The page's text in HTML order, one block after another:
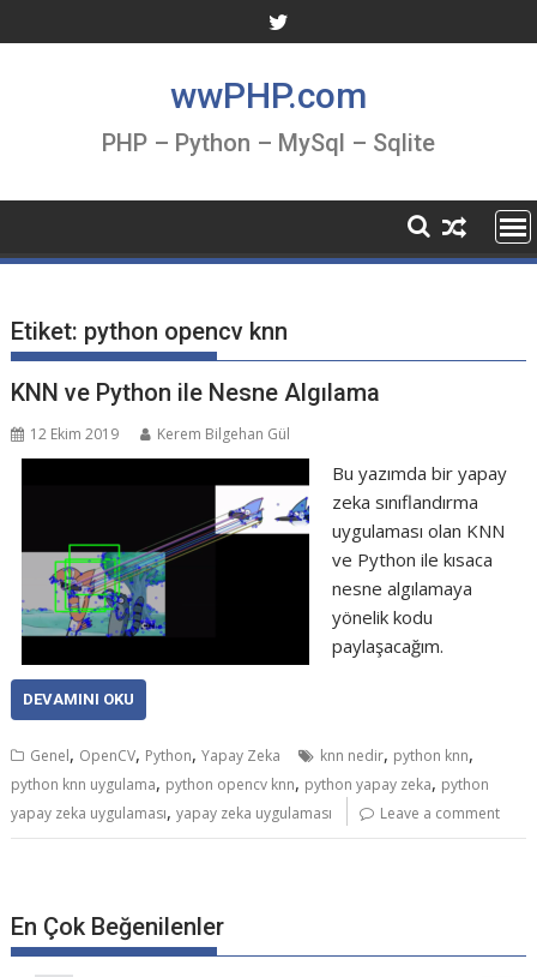
to
wwPHP.com
PHP – Python – MySql – Sqlite
Etiket: python opencv knn
KNN ve Python ile Nesne Algılama
12 Ekim 2019 Kerem Bilgehan Gül
Bu yazımda bir yapay
zeka sınıflandırma
uygulaması olan KNN
ve Python ile kısaca
nesne algılamaya
yönelik kodu
paylaşacağım.
DEVAMINI OKU
Genel, OpenCV, Python,Yapay Zeka knn nedir, python knn,
python knn uygulama, python opencv knn, python yapay zeka, python
yapay zeka uygulaması,yapay zeka uygulaması Leave a comment
En Çok Beğenilenler